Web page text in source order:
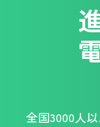
全国3000人